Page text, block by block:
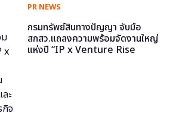
PR NEWS
กรมทรัพย์สินทางปัญญา จับมือ
สกสว.แถลงความพร้อมจัดงานใหญ่
แห่งปี “IP x Venture Rise